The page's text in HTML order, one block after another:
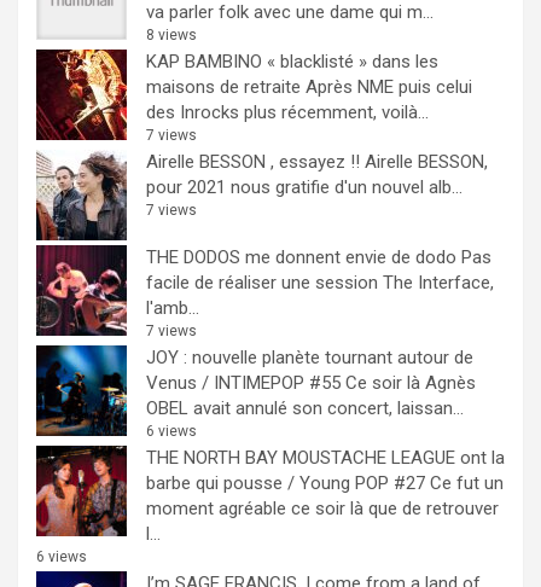
va parler folk avec une dame qui m...
8 views
KAP BAMBINO « blacklisté » dans les
maisons de retraite Après NME puis celui
des Inrocks plus récemment, voilà...
7 views
Airelle BESSON , essayez !! Airelle BESSON,
pour 2021 nous gratifie d'un nouvel alb...
7 views
THE DODOS me donnent envie de dodo Pas
facile de réaliser une session The Interface,
l'amb...
7 views
JOY : nouvelle planète tournant autour de
Venus / INTIMEPOP #55 Ce soir là Agnès
OBEL avait annulé son concert, laissan...
6 views
THE NORTH BAY MOUSTACHE LEAGUE ont la
barbe qui pousse / Young POP #27 Ce fut un
moment agréable ce soir là que de retrouver
l...
6 views